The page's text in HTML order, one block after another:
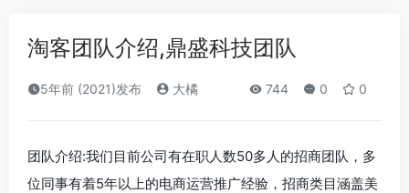
淘客团队介绍,鼎盛科技团队
5年前 (2021)发布 大橘 744 0 0
团队介绍:我们目前公司有在职人数50多人的招商团队，多
位同事有着5年以上的电商运营推广经验，招商类目涵盖美